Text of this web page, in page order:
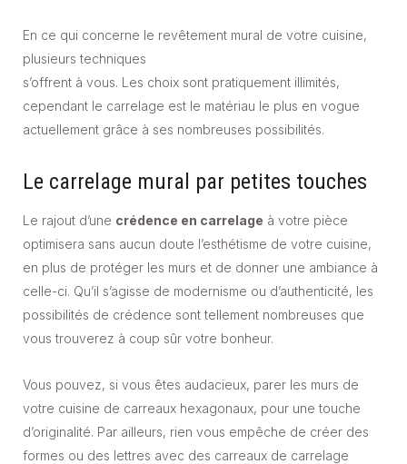
En ce qui concerne le revêtement mural de votre cuisine,
plusieurs techniques
s’offrent à vous. Les choix sont pratiquement illimités,
cependant le carrelage est le matériau le plus en vogue
actuellement grâce à ses nombreuses possibilités.
Le carrelage mural par petites touches
Le rajout d’une crédence en carrelage à votre pièce
optimisera sans aucun doute l’esthétisme de votre cuisine,
en plus de protéger les murs et de donner une ambiance à
celle-ci. Qu’il s’agisse de modernisme ou d’authenticité, les
possibilités de crédence sont tellement nombreuses que
vous trouverez à coup sûr votre bonheur.
Vous pouvez, si vous êtes audacieux, parer les murs de
votre cuisine de carreaux hexagonaux, pour une touche
d’originalité. Par ailleurs, rien vous empêche de créer des
formes ou des lettres avec des carreaux de carrelage